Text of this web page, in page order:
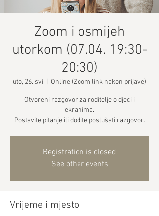
Zoom i osmijeh
utorkom (07.04. 19:30-
20:30)
uto, 26. svi Online (Zoom link nakon prijave)
Otvoreni razgovor za roditelje o djeci i
ekranima.
Postavite pitanje ili dođite poslušati razgovor.
Registration is closed
See other events
Vrijeme i mjesto